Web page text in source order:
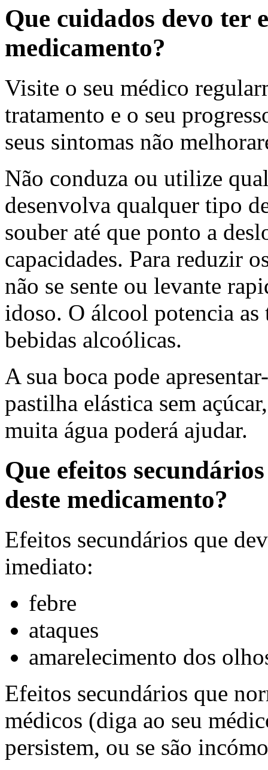
Que cuidados devo ter
medicamento?
Visite o seu médico
tratamento e o seu
seus sintomas não
Não conduza ou utilize
desenvolva qualquer tipo
souber até que ponto a
capacidades. Para reduzir
não se sente ou levante
idoso. O álcool potencia
bebidas alcoólicas.
A sua boca pode
pastilha elástica sem
muita água poderá ajudar.
Que efeitos
deste medicamento?
Efeitos secundários que
imediato:
febre
ataques
amarelecimento dos
Efeitos secundários que
médicos (diga ao seu
persistem, ou se são